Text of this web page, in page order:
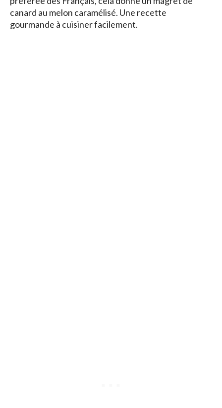
canard au melon caramélisé. Une recette
gourmande à cuisiner facilement.